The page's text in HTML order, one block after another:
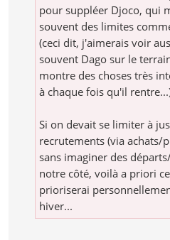
pour suppléer Djoco, qui
souvent des limites
(ceci dit, j'aimerais voir
souvent Dago sur le
montre des choses très
à chaque fois qu'il
Si on devait se limiter à
recrutements (via achats/
sans imaginer des
notre côté, voilà a priori
prioriserai
hiver...